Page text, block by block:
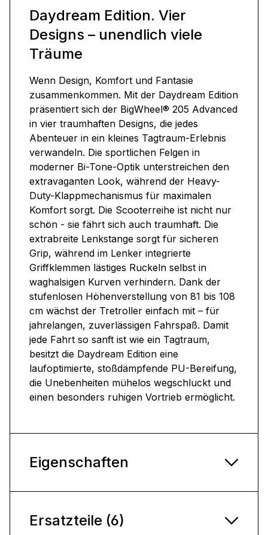
Daydream Edition. Vier
Designs – unendlich viele
Träume
Wenn Design, Komfort und Fantasie
zusammenkommen. Mit der Daydream Edition
präsentiert sich der BigWheel® 205 Advanced
in vier traumhaften Designs, die jedes
Abenteuer in ein kleines Tagtraum-Erlebnis
verwandeln. Die sportlichen Felgen in
moderner Bi-Tone-Optik unterstreichen den
extravaganten Look, während der Heavy-
Duty-Klappmechanismus für maximalen
Komfort sorgt. Die Scooterreihe ist nicht nur
schön - sie fährt sich auch traumhaft. Die
extrabreite Lenkstange sorgt für sicheren
Grip, während im Lenker integrierte
Griffklemmen lästiges Ruckeln selbst in
waghalsigen Kurven verhindern. Dank der
stufenlosen Höhenverstellung von 81 bis 108
cm wächst der Tretroller einfach mit – für
jahrelangen, zuverlässigen Fahrspaß. Damit
jede Fahrt so sanft ist wie ein Tagtraum,
besitzt die Daydream Edition eine
laufoptimierte, stoßdämpfende PU-Bereifung,
die Unebenheiten mühelos wegschluckt und
einen besonders ruhigen Vortrieb ermöglicht.
Eigenschaften
Ersatzteile (6)